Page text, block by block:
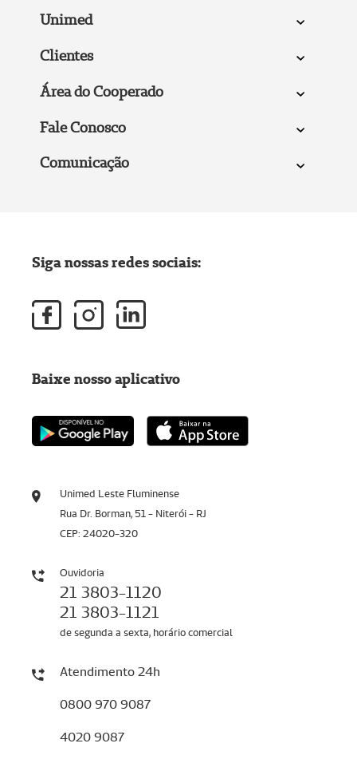
Unimed
Clientes
Área do Cooperado
Fale Conosco
Comunicação
Unimed Leste Fluminense
Rua Dr. Borman, 51 - Niterói - RJ
CEP: 24020-320
Ouvidoria
21 3803-1120
21 3803-1121
de segunda a sexta, horário comercial
Atendimento 24h
0800 970 9087
4020 9087
Siga nossas redes sociais:
Baixe nosso aplicativo